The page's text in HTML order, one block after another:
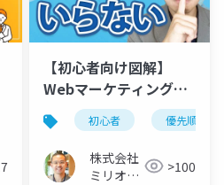
【初心者向け図解】
Webマーケティングっ
て、何からやればい
い？優先順位を解説
初心者 優先順位
株式会社
ミリオン
>100